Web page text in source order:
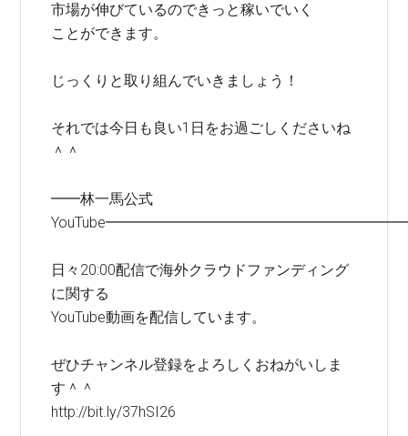
市場が伸びているのできっと稼いでいく
ことができます。
じっくりと取り組んでいきましょう！
それでは今日も良い1日をお過ごしくださいね
＾＾
━━林一馬公式
日々20:00配信で海外クラウドファンディング
に関する
YouTube動画を配信しています。
ぜひチャンネル登録をよろしくおねがいしま
す＾＾
http://bit.ly/37hSI26